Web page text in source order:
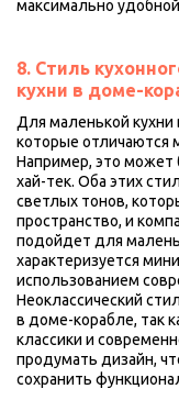
максимально
8. Стиль
кухни в доме-
Для маленькой
которые отличаются
Например, это может
хай-тек. Оба этих
светлых тонов,
пространство, и
подойдет для
характеризуется
использованием
Неоклассический
в доме-корабле, так
классики и
продумать дизайн,
сохранить